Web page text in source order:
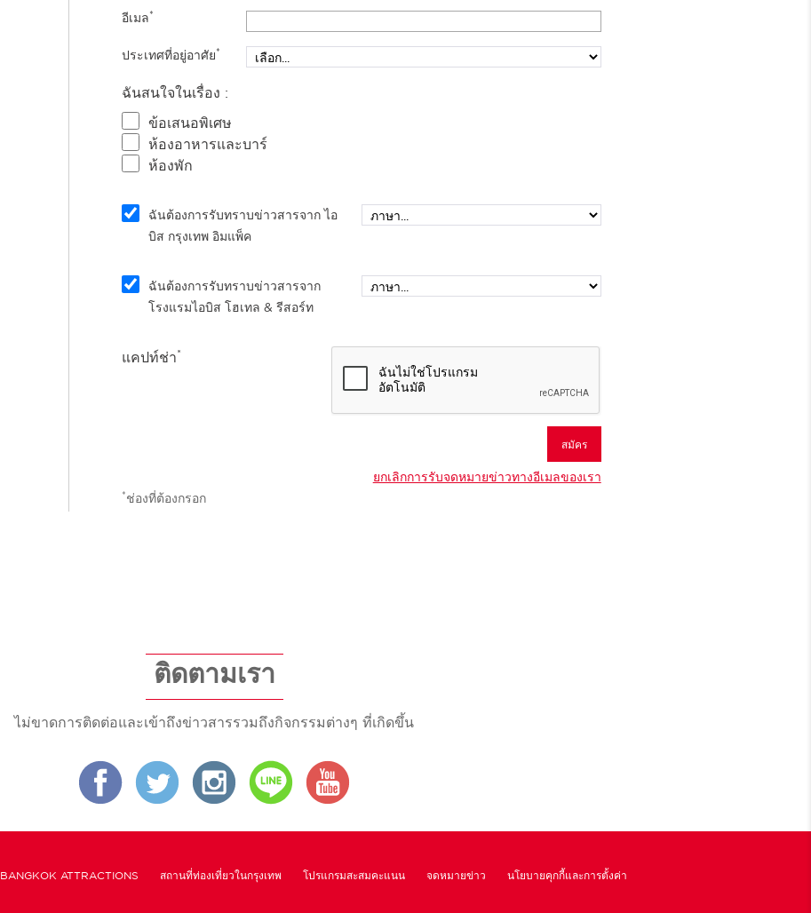
อีเมล*
ประเทศที่อยู่อาศัย*
ฉันสนใจในเรื่อง :
ข้อเสนอพิเศษ
ห้องอาหารและบาร์
ห้องพัก
ฉันต้องการรับทราบข่าวสารจาก ไอ
บิส กรุงเทพ อิมแพ็ค
ฉันต้องการรับทราบข่าวสารจาก
โรงแรมไอบิส โฮเทล & รีสอร์ท
แคปท์ช่า*
ยกเลิกการรับจดหมายข่าวทางอีเมลของเรา
*ช่องที่ต้องกรอก
ติดตามเรา
ไม่ขาดการติดต่อและเข้าถึงข่าวสารรวมถึงกิจกรรมต่างๆ ที่เกิดขึ้น
BANGKOK ATTRACTIONS สถานที่ท่องเที่ยวในกรุงเทพ โปรแกรมสะสมคะแนน จดหมายข่าว นโยบายคุกกี้และการตั้งค่า